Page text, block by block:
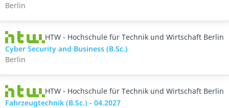
Berlin
HTW - Hochschule für Technik und Wirtschaft Berlin
Cyber Security and Business (B.Sc.)
Berlin
HTW - Hochschule für Technik und Wirtschaft Berlin
Fahrzeugtechnik (B.Sc.) - 04.2027